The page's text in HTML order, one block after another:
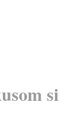
si